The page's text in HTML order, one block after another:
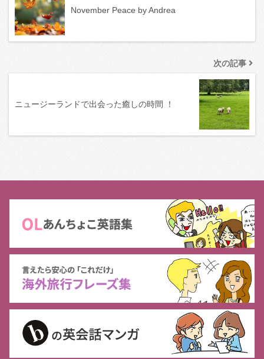
November Peace by Andrea
次の記事
ニュージーランドで出会った癒しの時間 ！